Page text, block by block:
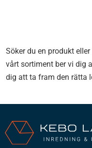
Söker du en produkt
vårt sortiment ber vi dig
dig att ta fram den rätta